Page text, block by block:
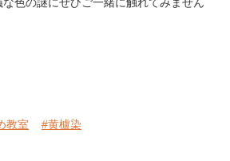
教室 #黄櫨染